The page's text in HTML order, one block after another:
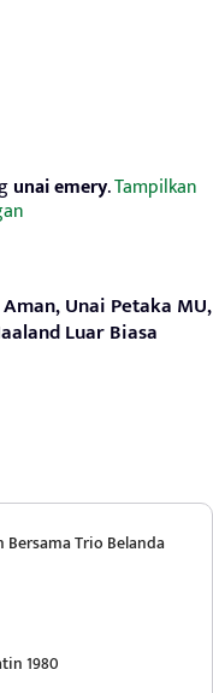
unai emery.Tampilkan
Unai Petaka MU,
Luar Biasa
Bersama Trio Belanda
1980